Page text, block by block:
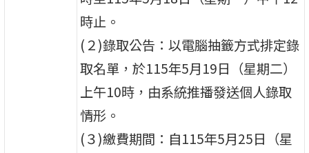
時止。
(２)錄取公告：以電腦抽籤方式排定錄
取名單，於115年5月19日（星期二）
上午10時，由系統推播發送個人錄取
情形。
(３)繳費期間：自115年5月25日（星